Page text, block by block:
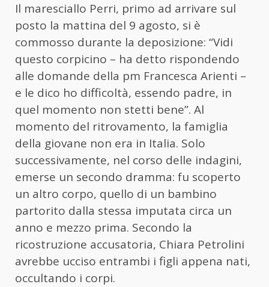
Il maresciallo Perri, primo ad arrivare sul
posto la mattina del 9 agosto, si è
commosso durante la deposizione: “Vidi
questo corpicino – ha detto rispondendo
alle domande della pm Francesca Arienti –
e le dico ho difficoltà, essendo padre, in
quel momento non stetti bene”. Al
momento del ritrovamento, la famiglia
della giovane non era in Italia. Solo
successivamente, nel corso delle indagini,
emerse un secondo dramma: fu scoperto
un altro corpo, quello di un bambino
partorito dalla stessa imputata circa un
anno e mezzo prima. Secondo la
ricostruzione accusatoria, Chiara Petrolini
avrebbe ucciso entrambi i figli appena nati,
occultando i corpi.